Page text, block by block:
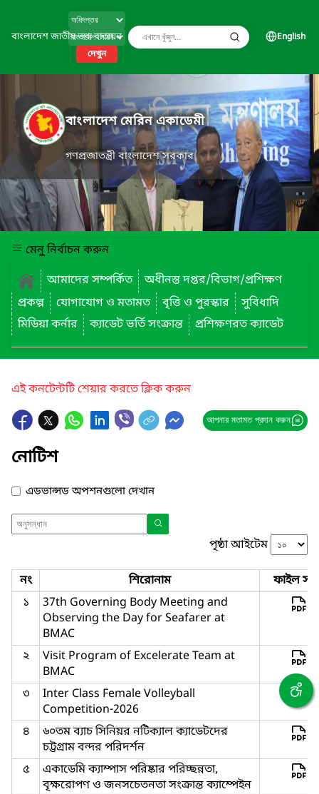
বাংলাদেশ জাতীয় তথ্য বাতায়ন
দেখুন
English
বাংলাদেশ মেরিন একাডেমী
গণপ্রজাতন্ত্রী বাংলাদেশ সরকার
মেনু নির্বাচন করুন
আমাদের সম্পর্কিত
অধীনস্ত দপ্তর/বিভাগ/প্রশিক্ষণ
প্রকল্প
যোগাযোগ ও মতামত বৃত্তি ও পুরস্কার
সুবিধাদি
মিডিয়া কর্নার
ক্যাডেট ভর্তি সংক্রান্ত প্রশিক্ষণরত ক্যাডেট
এই কনটেন্টটি শেয়ার করতে ক্লিক করুন
আপনার মতামত প্রদান করুন
নোটিশ
এডভান্সড অপশনগুলো দেখান
পৃষ্ঠা আইটেম
নং শিরোনাম
ফাইল
১
37th Governing Body Meeting and
Observing the Day for Seafarer at
BMAC
২
Visit Program of Excelerate Team at
BMAC
৩
Inter Class Female Volleyball
Competition-2026
৪
৬০তম ব্যাচ সিনিয়র নটিক্যাল ক্যাডেটদের
চট্টগ্রাম বন্দর পরিদর্শন
৫
একাডেমি ক্যাম্পাস পরিষ্কার পরিচ্ছন্নতা,
বৃক্ষরোপণ ও জনসচেতনতা সংক্রান্ত ক্যাম্পেইন